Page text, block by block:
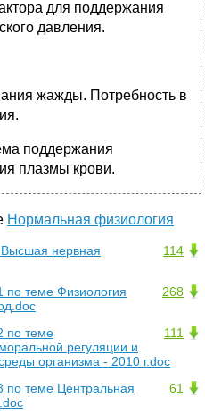
для поддержания
давления.
жажды. Потребность в
поддержания
плазмы крови.
Нормальная физиология
114
Высшая нервная
268
теме Физиология
111
по теме
регуляции и
организма - 2010 г.doc
61
теме Центральная